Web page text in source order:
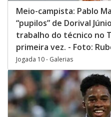
Meio-campista: Pablo
“pupilos” de Dorival
trabalho do técnico no
primeira vez. - Foto:
Jogada 10 - Galerias